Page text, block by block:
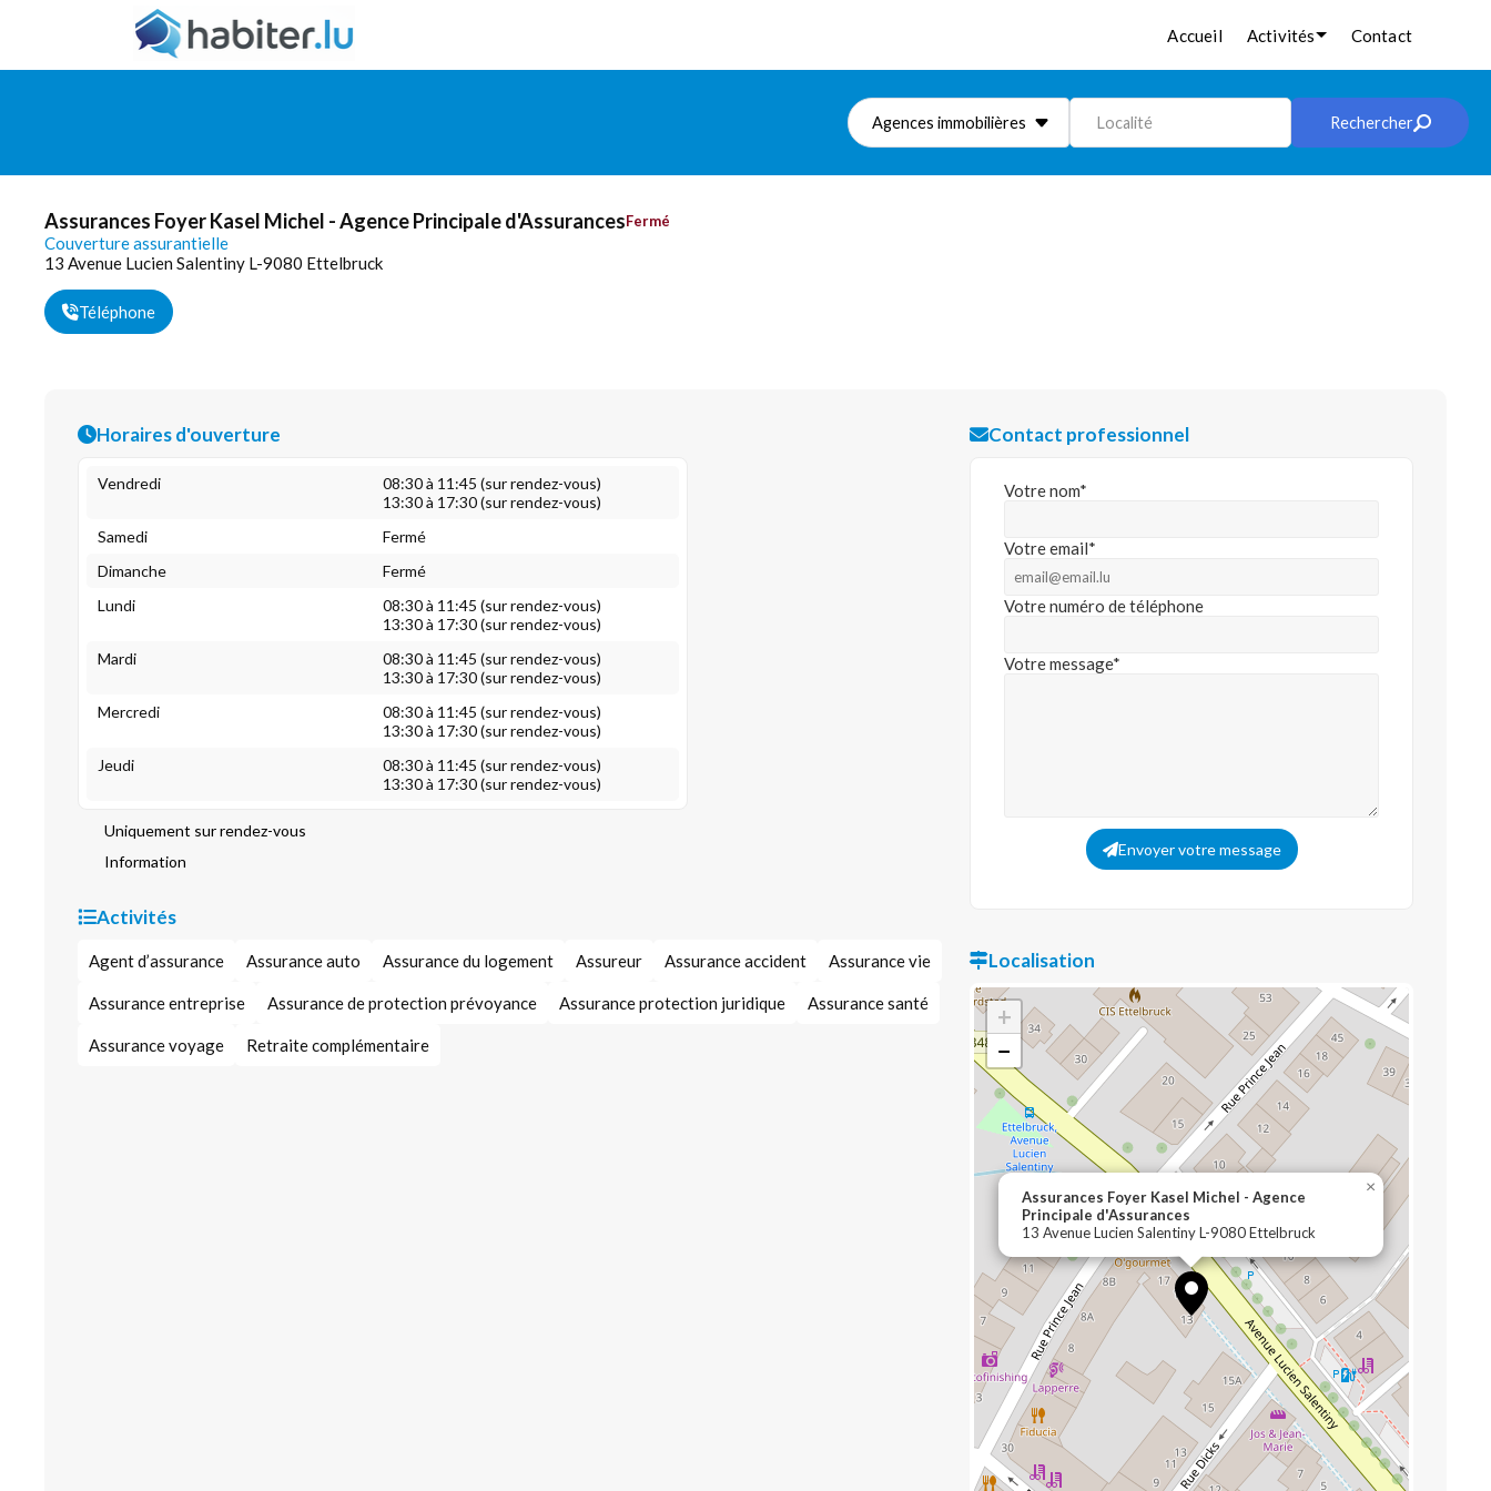
Accueil Activités Contact
Agences immobilières Localité Rechercher
Assurances Foyer Kasel Michel - Agence Principale d'AssurancesFermé
Couverture assurantielle
13 Avenue Lucien Salentiny L-9080 Ettelbruck
Téléphone
Horaires d'ouverture
Vendredi
08:30 à 11:45 (sur rendez-vous)
13:30 à 17:30 (sur rendez-vous)
Samedi
Fermé
Dimanche
Fermé
Lundi
08:30 à 11:45 (sur rendez-vous)
13:30 à 17:30 (sur rendez-vous)
Mardi
08:30 à 11:45 (sur rendez-vous)
13:30 à 17:30 (sur rendez-vous)
Mercredi
08:30 à 11:45 (sur rendez-vous)
13:30 à 17:30 (sur rendez-vous)
Jeudi
08:30 à 11:45 (sur rendez-vous)
13:30 à 17:30 (sur rendez-vous)
Uniquement sur rendez-vous
Information
Activités
Agent d’assurance Assurance auto Assurance du logement Assureur Assurance accident Assurance vie
Assurance entreprise Assurance de protection prévoyance Assurance protection juridique Assurance santé
Assurance voyage Retraite complémentaire
Contact professionnel
Votre nom*
Votre email*
Votre numéro de téléphone
Votre message*
Envoyer votre message
Localisation
Assurances Foyer Kasel Michel - Agence
Principale d'Assurances
13 Avenue Lucien Salentiny L-9080 Ettelbruck
×
+
−